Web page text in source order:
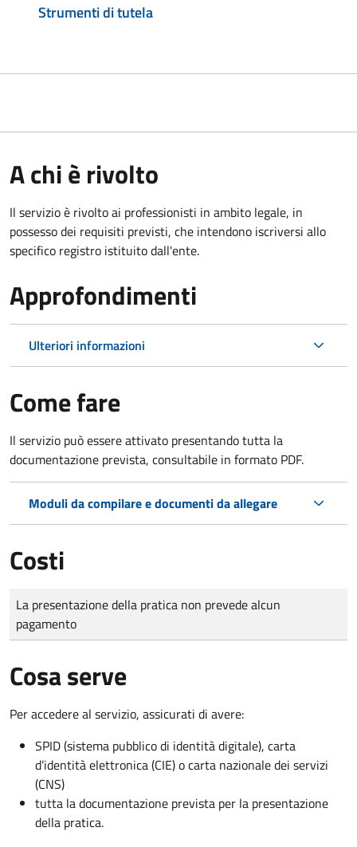
Strumenti di tutela
A chi è rivolto
Il servizio è rivolto ai professionisti in ambito legale, in
possesso dei requisiti previsti, che intendono iscriversi allo
specifico registro istituito dall'ente.
Approfondimenti
Ulteriori informazioni
Come fare
Il servizio può essere attivato presentando tutta la
documentazione prevista, consultabile in formato PDF.
Moduli da compilare e documenti da allegare
Costi
Tipo di pagamento
Importo
La presentazione della pratica non prevede alcun
pagamento
Cosa serve
Per accedere al servizio, assicurati di avere:
SPID (sistema pubblico di identità digitale), carta
d’identità elettronica (CIE) o carta nazionale dei servizi
(CNS)
tutta la documentazione prevista per la presentazione
della pratica.